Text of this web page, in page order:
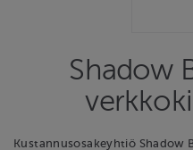
Shadow
Kustannusosakeyhtiö Shadow